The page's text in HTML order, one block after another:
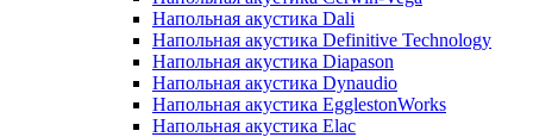
Напольная акустика Dali
Напольная акустика Definitive Technology
Напольная акустика Diapason
Напольная акустика Dynaudio
Напольная акустика EgglestonWorks
Напольная акустика Elac